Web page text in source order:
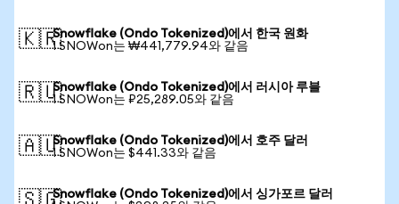
🇰🇷Snowflake (Ondo Tokenized)에서 한국 원화
1 SNOWon는 ₩441,779.94와 같음
🇷🇺Snowflake (Ondo Tokenized)에서 러시아 루블
1 SNOWon는 ₽25,289.05와 같음
🇦🇺Snowflake (Ondo Tokenized)에서 호주 달러
1 SNOWon는 $441.33와 같음
Snowflake (Ondo Tokenized)에서 싱가포르 달러